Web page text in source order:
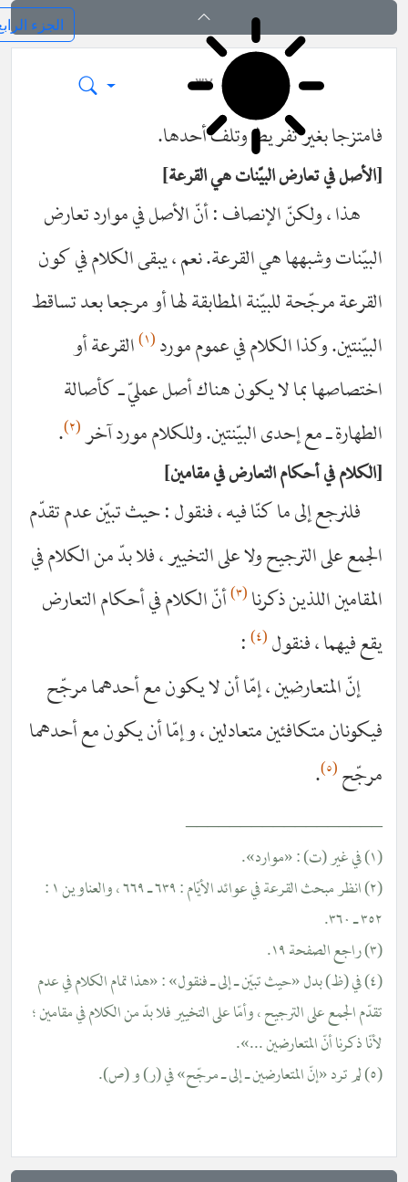
فرائد الاصول (رسائل)
بغير تفريط وتلف أحدها.
في تعارض البيّنات هي القرعة
هذا ، ولكنّ الإنصاف : أنّ الأصل في موارد تعارض
وشبهها هي القرعة. نعم ، يبقى الكلام في كون
مرجّحة للبيّنة المطابقة لها أو مرجعا بعد تساقط
وكذا الكلام في عموم مورد(١) القرعة أو
بما لا يكون هناك أصل عمليّ ـ كأصالة
ـ مع إحدى البيّنتين. وللكلام مورد آخر(٢) .
في أحكام التعارض في مقامين
فلنرجع إلى ما كنّا فيه ، فنقول : حيث تبيّن عدم تقدّم
على الترجيح ولا على التخيير ، فلا بدّ من الكلام في
اللذين ذكرنا(٣) أنّ الكلام في أحكام التعارض
فيهما ، فنقول(٤) :
إنّ المتعارضين ، إمّا أن لا يكون مع أحدهما مرجّح
متكافئين متعادلين ، وإمّا أن يكون مع أحدهما
(٥) .
(٢) انظر مبحث القرعة في عوائد الأيّام : ٦٣٩ ـ ٦٦٩ ، والعناوين ١ :
(٤) في (ظ) بدل «حيث تبيّن ـ إلى ـ فنقول» : «هذا تمام الكلام في عدم
الجمع على الترجيح ، وأمّا على التخيير فلا بدّ من الكلام في مقامين ؛
ذكرنا أنّ المتعارضين ...».